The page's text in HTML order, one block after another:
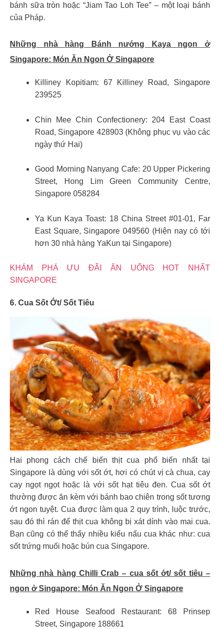
bánh sữa tròn hoặc “Jiam Tao Loh Tee” – một loại bánh
của Pháp.
Những nhà hàng Bánh nướng Kaya ngon ở
Singapore: Món Ăn Ngon Ở Singapore
Killiney Kopitiam: 67 Killiney Road, Singapore
239525
Chin Mee Chin Confectionery: 204 East Coast
Road, Singapore 428903 (Không phục vụ vào các
ngày thứ Hai)
Good Morning Nanyang Cafe: 20 Upper Pickering
Street, Hong Lim Green Community Centre,
Singapore 058284
Ya Kun Kaya Toast: 18 China Street #01-01, Far
East Square, Singapore 049560 (Hiện nay có tới
hơn 30 nhà hàng YaKun tại Singapore)
KHÁM PHÁ ƯU ĐÃI ĂN UỐNG HOT NHẤT
SINGAPORE
6. Cua Sốt Ớt/ Sốt Tiêu
Hai phong cách chế biến thịt cua phổ biến nhất tại
Singapore là dùng với sốt ớt, hơi có chút vị cà chua, cay
cay ngọt ngọt hoặc là với sốt hạt tiêu đen. Cua sốt ớt
thường được ăn kèm với bánh bao chiên trong sốt tương
ớt ngon tuyệt. Cua được làm qua 2 quy trình, luộc trước,
sau đó thì rán để thịt cua không bị xát dính vào mai cua.
Bạn cũng có thể thấy nhiều kiểu nấu cua khác như: cua
sốt trứng muối hoặc bún cua Singapore.
Những nhà hàng Chilli Crab – cua sốt ớt/ sốt tiêu –
ngon ở Singapore: Món Ăn Ngon Ở Singapore
Red House Seafood Restaurant: 68 Prinsep
Street, Singapore 188661